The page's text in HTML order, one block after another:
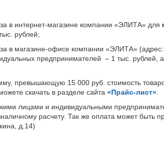
в интернет-магазине компании «ЭЛИТА» для
рублей;
в магазине-офисе компании «ЭЛИТА»
предпринимателей – 1 тыс. рублей,
превышающую 15 000 руб. стоимость
скачать в разделе сайта «Прайс-лист»
лицами и индивидуальными
расчету. Так же оплата может быть
д.14)